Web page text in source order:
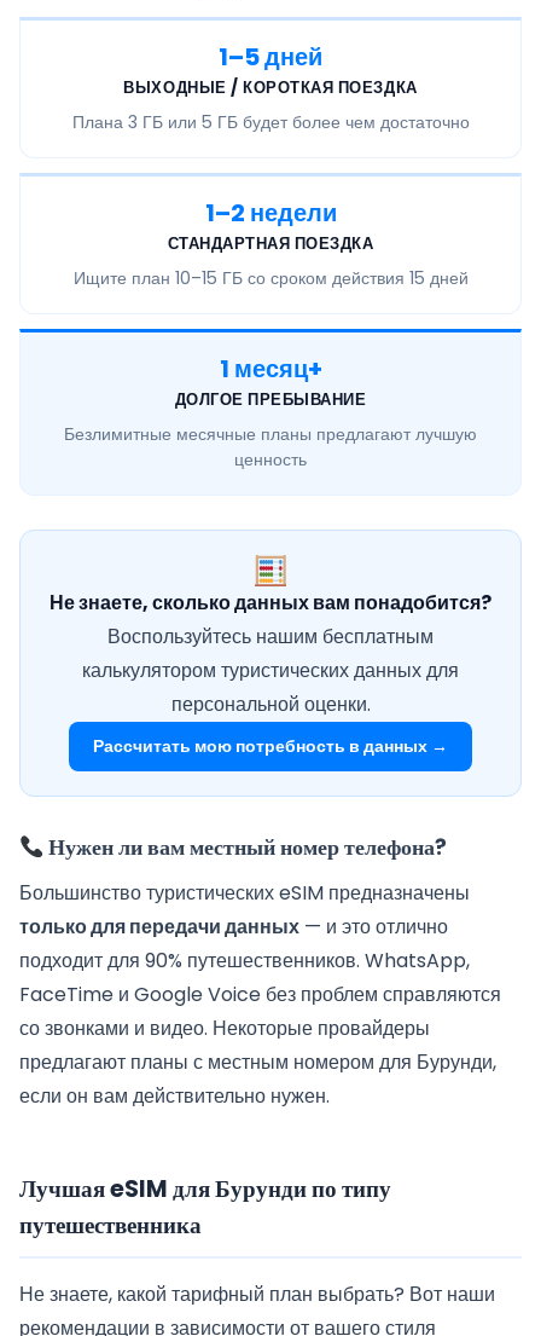
1–5 дней
ВЫХОДНЫЕ / КОРОТКАЯ ПОЕЗДКА
Плана 3 ГБ или 5 ГБбудет более чем достаточно
1–2 недели
СТАНДАРТНАЯ ПОЕЗДКА
Ищите план 10–15 ГБсо сроком действия 15 дней
1 месяц+
ДОЛГОЕ ПРЕБЫВАНИЕ
Безлимитные месячные планы предлагают лучшую
ценность
Не знаете, сколько данных вам понадобится?
Воспользуйтесь нашим бесплатным
калькулятором туристических данных для
персональной оценки.
Рассчитать мою потребность в данных →
Нужен ли вам местный номер телефона?
Большинство туристических eSIM предназначены
только для передачи данных — и это отлично
подходит для 90% путешественников. WhatsApp,
FaceTime и Google Voice без проблем справляются
со звонками и видео. Некоторые провайдеры
предлагают планы с местным номером для Бурунди,
если он вам действительно нужен.
Лучшая eSIM для Бурунди по типу
путешественника
Не знаете, какой тарифный план выбрать? Вот наши
рекомендации в зависимости от вашего стиля